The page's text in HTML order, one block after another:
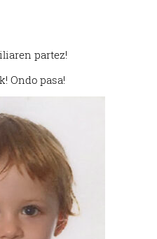
partez!
Ondo pasa!